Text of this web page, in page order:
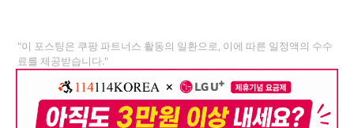
"이 포스팅은 쿠팡 파트너스 활동의 일환으로, 이에 따른 일정액의 수수
료를 제공받습니다."